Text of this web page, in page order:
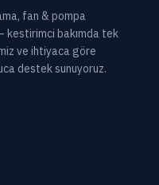
fan & pompa
kestirimci bakımda tek
ve ihtiyaca göre
destek sunuyoruz.